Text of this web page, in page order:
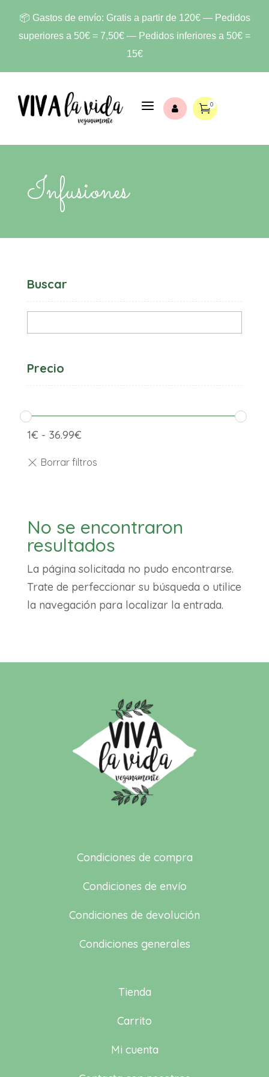
📦 Gastos de envío: Gratis a partir de 120€ — Pedidos
superiores a 50€ = 7,50€ — Pedidos inferiores a 50€ =
15€
a  0
Infusiones
Buscar
Precio
1€ - 36.99€
No se encontraron
resultados
La página solicitada no pudo encontrarse.
Trate de perfeccionar su búsqueda o utilice
la navegación para localizar la entrada.
Condiciones de compra
Condiciones de envío
Condiciones de devolución
Condiciones generales
Tienda
Carrito
Mi cuenta